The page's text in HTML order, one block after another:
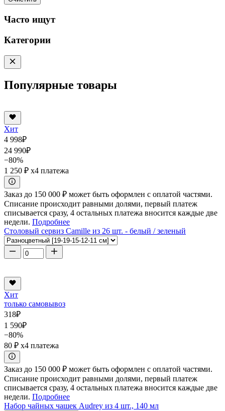
Часто ищут
Категории
Популярные товары
Хит
4 998₽
24 990₽
−80%
1 250 ₽ x4 платежа
Заказ до 150 000 ₽ может быть оформлен с оплатой частями.
Списание происходит равными долями, первый платеж
списывается сразу, 4 остальных платежа вносится каждые две
недели. Подробнее
Столовый сервиз Camille из 26 шт. - белый / зеленый
Хит
только самовывоз
318₽
1 590₽
−80%
80 ₽ x4 платежа
Заказ до 150 000 ₽ может быть оформлен с оплатой частями.
Списание происходит равными долями, первый платеж
списывается сразу, 4 остальных платежа вносится каждые две
недели. Подробнее
Набор чайных чашек Audrey из 4 шт., 140 мл